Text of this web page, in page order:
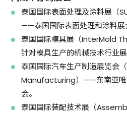
泰国国际表面处理及涂料展（
——泰国国际表面处理和涂料展
泰国国际模具展（InterMold
针对模具生产的机械技术行业展
泰国国际汽车生产制造展览会
Manufacturing）——东南亚唯
会。
泰国国际装配技术展（